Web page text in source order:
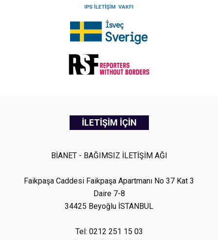
İLETİŞİM İÇİN
BİANET - BAĞIMSIZ İLETİŞİM AĞI
Faikpaşa Caddesi Faikpaşa Apartmanı No 37 Kat 3
Daire 7-8
34425 Beyoğlu İSTANBUL
Tel: 0212 251 15 03